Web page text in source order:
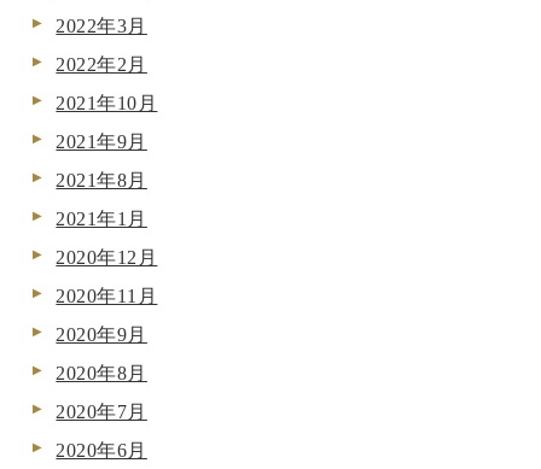
2022年3月
2022年2月
2021年10月
2021年9月
2021年8月
2021年1月
2020年12月
2020年11月
2020年9月
2020年8月
2020年7月
2020年6月